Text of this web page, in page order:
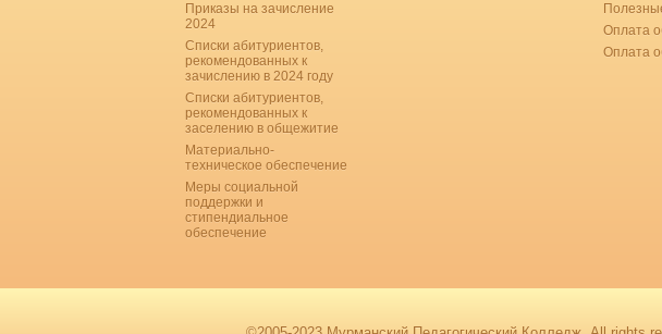
Приказы на зачисление
2024
Списки абитуриентов,
рекомендованных к
зачислению в 2024 году
Списки абитуриентов,
рекомендованных к
заселению в общежитие
Материально-
техническое обеспечение
Меры социальной
поддержки и
стипендиальное
обеспечение
Оплата
Оплата